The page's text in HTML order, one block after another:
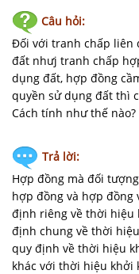
BẢN
-
BIỂU
MẪU
LIÊN
Câu hỏi:
Đối với tranh chấp liên
đất nhưj tranh chấp
dụng đất, hợp đồng
quyền sử dụng đất thì
Cách tính như thế nào?
Trả lời:
Hợp đồng mà đối
hợp đồng và hợp đồng
định riêng về thời hiệu
định chung về thời
quy định về thời hiệu
khác với thời hiệu khởi